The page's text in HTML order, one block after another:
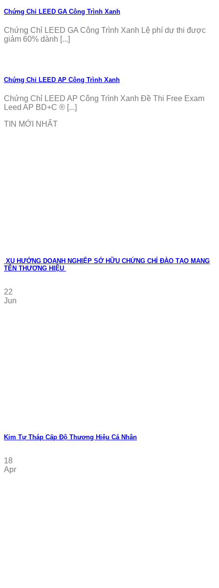
Chứng Chỉ LEED GA Công Trình Xanh
Chứng Chỉ LEED GA Công Trình Xanh Lệ phí dự thi được
giảm 60% dành [...]
Chứng Chỉ LEED AP Công Trình Xanh
Chứng Chỉ LEED AP Công Trình Xanh Đề Thi Free Exam
Leed AP BD+C ® [...]
TIN MỚI NHẤT
XU HƯỚNG DOANH NGHIỆP SỞ HỮU CHỨNG CHỈ ĐÀO TẠO MANG
TÊN THƯƠNG HIỆU
22
Jun
Kim Tự Tháp Cấp Độ Thương Hiệu Cá Nhân
18
Apr